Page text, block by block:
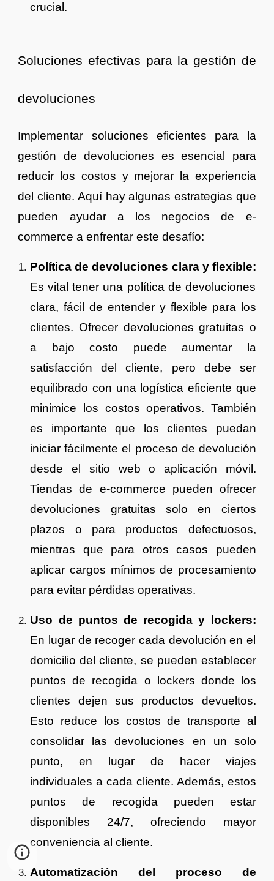
crucial.
Soluciones efectivas para la gestión de
devoluciones
Implementar soluciones eficientes para la
gestión de devoluciones es esencial para
reducir los costos y mejorar la experiencia
del cliente. Aquí hay algunas estrategias que
pueden ayudar a los negocios de e-
commerce a enfrentar este desafío:
Política de devoluciones clara y flexible:
Es vital tener una política de devoluciones
clara, fácil de entender y flexible para los
clientes. Ofrecer devoluciones gratuitas o
a bajo costo puede aumentar la
satisfacción del cliente, pero debe ser
equilibrado con una logística eficiente que
minimice los costos operativos. También
es importante que los clientes puedan
iniciar fácilmente el proceso de devolución
desde el sitio web o aplicación móvil.
Tiendas de e-commerce pueden ofrecer
devoluciones gratuitas solo en ciertos
plazos o para productos defectuosos,
mientras que para otros casos pueden
aplicar cargos mínimos de procesamiento
para evitar pérdidas operativas.
Uso de puntos de recogida y lockers:
En lugar de recoger cada devolución en el
domicilio del cliente, se pueden establecer
puntos de recogida o lockers donde los
clientes dejen sus productos devueltos.
Esto reduce los costos de transporte al
consolidar las devoluciones en un solo
punto, en lugar de hacer viajes
individuales a cada cliente. Además, estos
puntos de recogida pueden estar
disponibles 24/7, ofreciendo mayor
conveniencia al cliente.
Automatización del proceso de